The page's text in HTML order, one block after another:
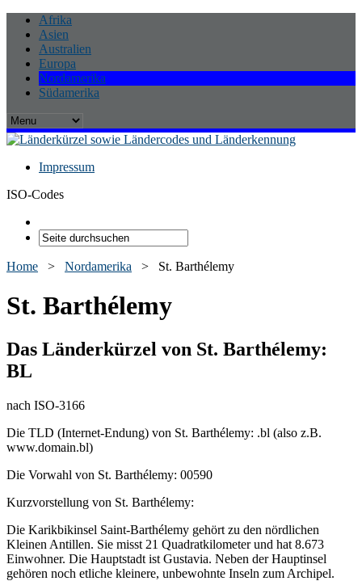
Afrika
Asien
Australien
Europa
Nordamerika
Südamerika
Impressum
ISO-Codes
Home > Nordamerika > St. Barthélemy
St. Barthélemy
Das Länderkürzel von St. Barthélemy:
BL
nach ISO-3166
Die TLD (Internet-Endung) von St. Barthélemy: .bl (also z.B.
www.domain.bl)
Die Vorwahl von St. Barthélemy: 00590
Kurzvorstellung von St. Barthélemy:
Die Karikbikinsel Saint-Barthélemy gehört zu den nördlichen
Kleinen Antillen. Sie misst 21 Quadratkilometer und hat 8.673
Einwohner. Die Hauptstadt ist Gustavia. Neben der Hauptinsel
gehören noch etliche kleinere, unbewohnte Inseln zum Archipel.